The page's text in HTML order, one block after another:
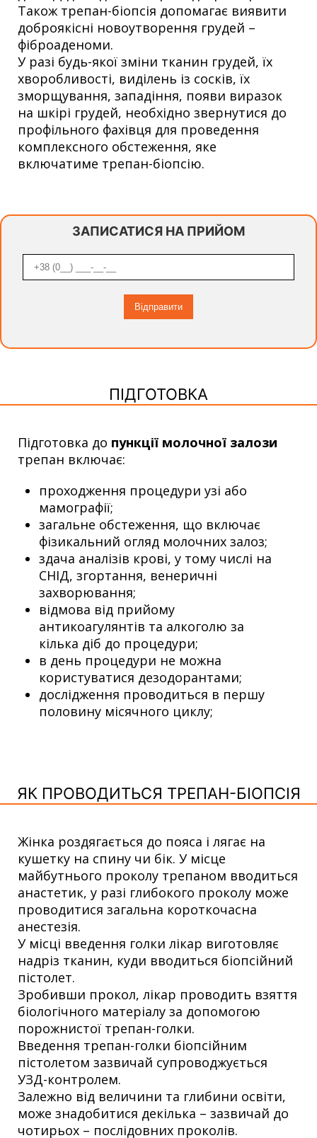
Також трепан-біопсія допомагає виявити
доброякісні новоутворення грудей –
фіброаденоми.
У разі будь-якої зміни тканин грудей, їх
хворобливості, виділень із сосків, їх
зморщування, западіння, появи виразок
на шкірі грудей, необхідно звернутися до
профільного фахівця для проведення
комплексного обстеження, яке
включатиме трепан-біопсію.
ЗАПИСАТИСЯ НА ПРИЙОМ
ПІДГОТОВКА
Підготовка до пункції молочної залози
трепан включає:
проходження процедури узі або
мамографії;
загальне обстеження, що включає
фізикальний огляд молочних залоз;
здача аналізів крові, у тому числі на
СНІД, згортання, венеричні
захворювання;
відмова від прийому
антикоагулянтів та алкоголю за
кілька діб до процедури;
в день процедури не можна
користуватися дезодорантами;
дослідження проводиться в першу
половину місячного циклу;
ЯК ПРОВОДИТЬСЯ ТРЕПАН-БІОПСІЯ
Жінка роздягається до пояса і лягає на
кушетку на спину чи бік. У місце
майбутнього проколу трепаном вводиться
анастетик, у разі глибокого проколу може
проводитися загальна короткочасна
анестезія.
У місці введення голки лікар виготовляє
надріз тканин, куди вводиться біопсійний
пістолет.
Зробивши прокол, лікар проводить взяття
біологічного матеріалу за допомогою
порожнистої трепан-голки.
Введення трепан-голки біопсійним
пістолетом зазвичай супроводжується
УЗД-контролем.
Залежно від величини та глибини освіти,
може знадобитися декілька – зазвичай до
чотирьох – послідовних проколів.